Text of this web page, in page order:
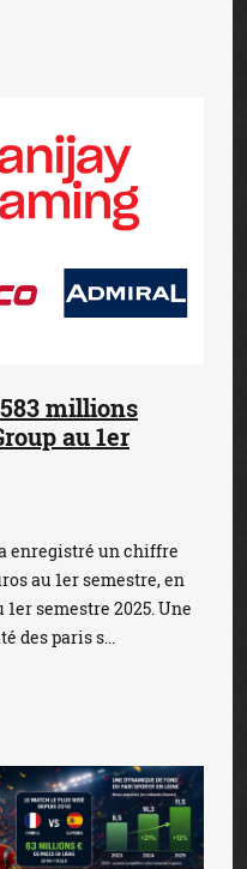
millions
au 1er
enregistré un chiffre
au 1er semestre, en
1er semestre 2025. Une
des paris s...